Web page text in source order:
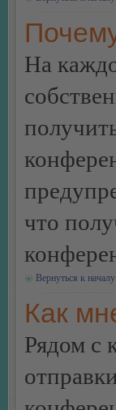
На
что
Вернуться к началу
Как
Рядом с